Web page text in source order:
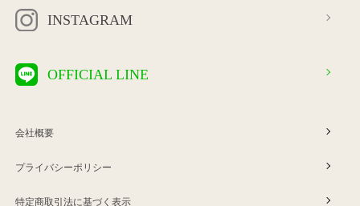
INSTAGRAM
OFFICIAL LINE
会社概要
プライバシーポリシー
特定商取引法に基づく表示